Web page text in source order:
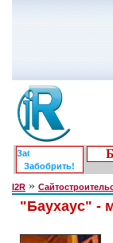
Забобрить!
I2R »
"Баухаус" -